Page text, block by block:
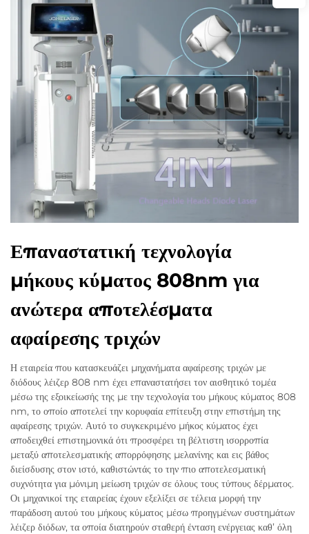
Επαναστατική τεχνολογία
μήκους κύματος 808nm για
ανώτερα αποτελέσματα
αφαίρεσης τριχών
Η εταιρεία που κατασκευάζει μηχανήματα αφαίρεσης τριχών με
διόδους λέιζερ 808 nm έχει επαναστατήσει τον αισθητικό τομέα
μέσω της εξοικείωσής της με την τεχνολογία του μήκους κύματος 808
nm, το οποίο αποτελεί την κορυφαία επίτευξη στην επιστήμη της
αφαίρεσης τριχών. Αυτό το συγκεκριμένο μήκος κύματος έχει
αποδειχθεί επιστημονικά ότι προσφέρει τη βέλτιστη ισορροπία
μεταξύ αποτελεσματικής απορρόφησης μελανίνης και εις βάθος
διείσδυσης στον ιστό, καθιστώντάς το την πιο αποτελεσματική
συχνότητα για μόνιμη μείωση τριχών σε όλους τους τύπους δέρματος.
Οι μηχανικοί της εταιρείας έχουν εξελίξει σε τέλεια μορφή την
παράδοση αυτού του μήκους κύματος μέσω προηγμένων συστημάτων
λέιζερ διόδων, τα οποία διατηρούν σταθερή ένταση ενέργειας καθ’ όλη